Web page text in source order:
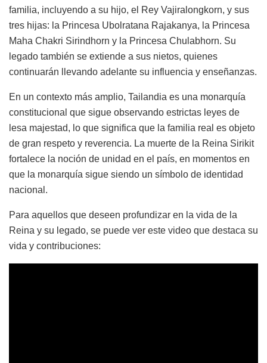
familia, incluyendo a su hijo, el Rey Vajiralongkorn, y sus
tres hijas: la Princesa Ubolratana Rajakanya, la Princesa
Maha Chakri Sirindhorn y la Princesa Chulabhorn. Su
legado también se extiende a sus nietos, quienes
continuarán llevando adelante su influencia y enseñanzas.
En un contexto más amplio, Tailandia es una monarquía
constitucional que sigue observando estrictas leyes de
lesa majestad, lo que significa que la familia real es objeto
de gran respeto y reverencia. La muerte de la Reina Sirikit
fortalece la noción de unidad en el país, en momentos en
que la monarquía sigue siendo un símbolo de identidad
nacional.
Para aquellos que deseen profundizar en la vida de la
Reina y su legado, se puede ver este video que destaca su
vida y contribuciones: